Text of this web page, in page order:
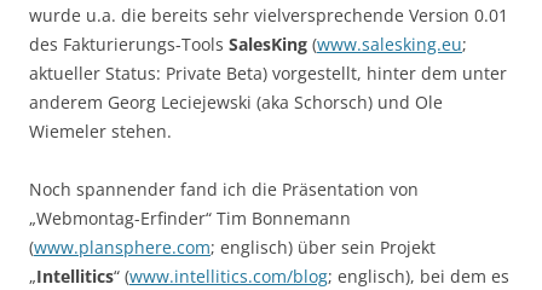
wurde u.a. die bereits sehr vielversprechende Version 0.01
des Fakturierungs-Tools SalesKing (www.salesking.eu;
aktueller Status: Private Beta) vorgestellt, hinter dem unter
anderem Georg Leciejewski (aka Schorsch) und Ole
Wiemeler stehen.
Noch spannender fand ich die Präsentation von
„Webmontag-Erfinder“ Tim Bonnemann
(www.plansphere.com; englisch) über sein Projekt
„Intellitics“ (www.intellitics.com/blog; englisch), bei dem es